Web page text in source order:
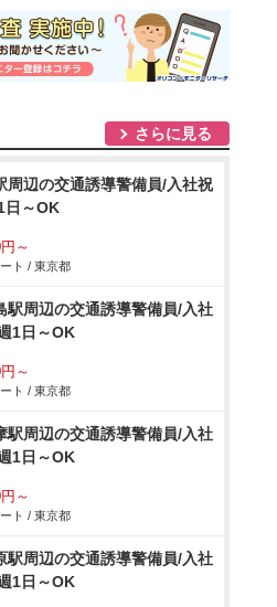
さらに見る
周辺の交通誘導警備員/入社祝
日～OK
～
ト / 東京都
駅周辺の交通誘導警備員/入社
1日～OK
～
ト / 東京都
駅周辺の交通誘導警備員/入社
1日～OK
～
ト / 東京都
駅周辺の交通誘導警備員/入社
1日～OK